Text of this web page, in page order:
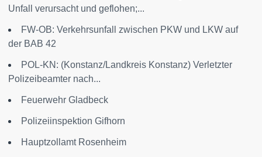
Unfall verursacht und geflohen;...
FW-OB: Verkehrsunfall zwischen PKW und LKW auf
der BAB 42
POL-KN: (Konstanz/Landkreis Konstanz) Verletzter
Polizeibeamter nach...
Feuerwehr Gladbeck
Polizeiinspektion Gifhorn
Hauptzollamt Rosenheim